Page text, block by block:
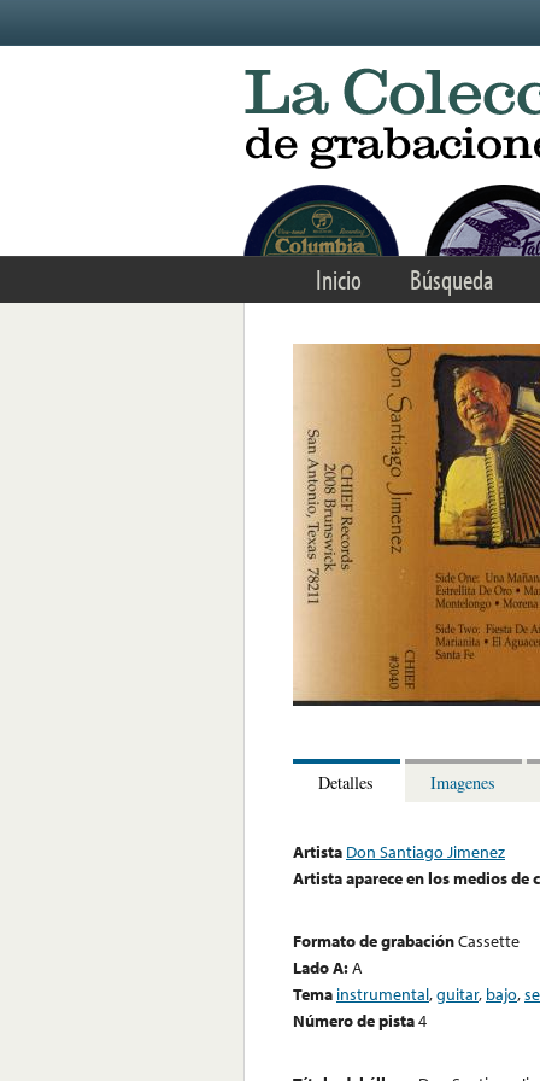
Inicio Búsqueda
Detalles Imagenes
Artista Don Santiago Jimenez
Artista aparece en los medios de
Formato de grabaciónCassette
Lado A:A
Tema instrumental,guitar, bajo,
Número de pista4